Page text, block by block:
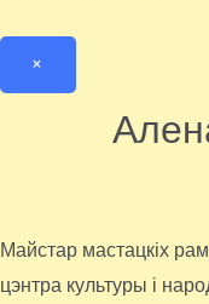
×
Майстар мастацкіх
цэнтра культуры і